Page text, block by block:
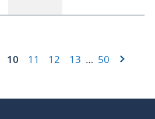
10 11 12 13 … 50